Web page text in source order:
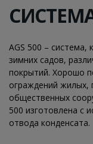
витражи
входные
группы
СИСТЕМА
AGS 500 – система,
зимних садов,
покрытий. Хорошо
ограждений жилых,
общественных
500 изготовлена с
отвода конденсата.